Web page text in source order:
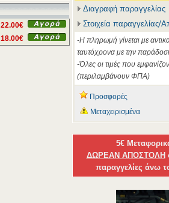
22.00€
18.00€
Διαγραφή παραγγελίας
Στοιχεία παραγγελίας/
-Η πληρωμή γίνεται με
ταυτόχρονα με την
-Όλες οι τιμές που
(περιλαμβάνουν ΦΠΑ)
Προσφορές
Μεταχειρισμένα
5€
ΔΩΡΕΑΝ ΑΠΟΣΤΟΛΗ
παραγγελίες άνω